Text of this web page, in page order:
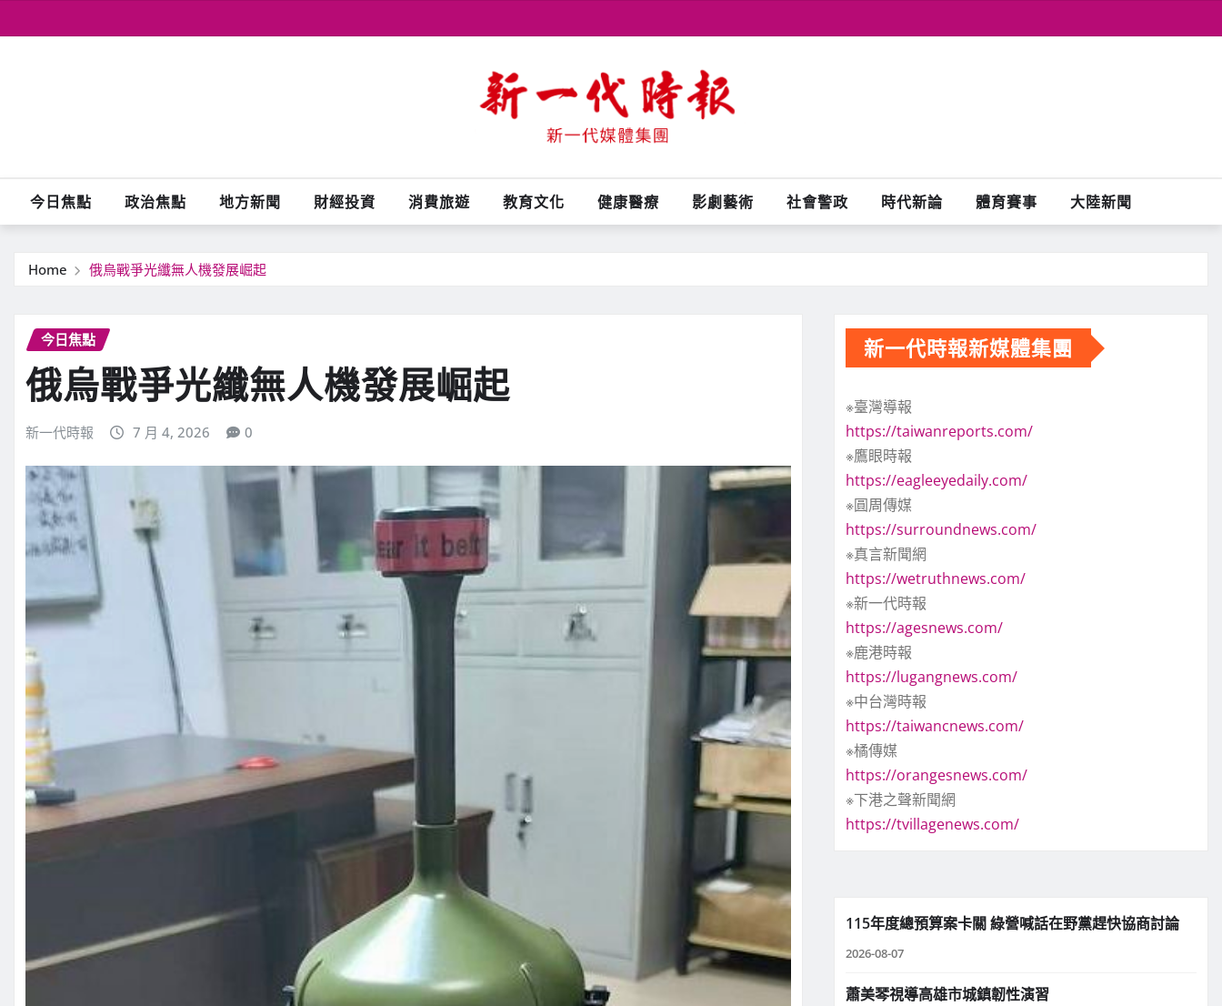
to
今日焦點 政治焦點 地方新聞 財經投資 消費旅遊 教育文化 健康醫療 影劇藝術 社會警政 時代新論 體育賽事 大陸新聞
Home 俄烏戰爭光纖無人機發展崛起
今日焦點
俄烏戰爭光纖無人機發展崛起
新一代時報 7 月 4, 2026 0
新一代時報新媒體集團
※臺灣導報
https://taiwanreports.com/
※鷹眼時報
https://eagleeyedaily.com/
※圓周傳媒
https://surroundnews.com/
※真言新聞網
https://wetruthnews.com/
※新一代時報
https://agesnews.com/
※鹿港時報
https://lugangnews.com/
※中台灣時報
https://taiwancnews.com/
※橘傳媒
https://orangesnews.com/
※下港之聲新聞網
https://tvillagenews.com/
115年度總預算案卡關 綠營喊話在野黨趕快協商討論
2026-08-07
蕭美琴視導高雄市城鎮韌性演習